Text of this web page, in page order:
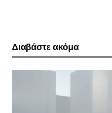
Διαβάστε ακόμα